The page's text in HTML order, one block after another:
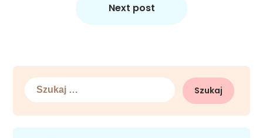
Next post
Szukaj: